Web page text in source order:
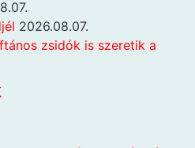
2026.08.07.
zsidók is szeretik a